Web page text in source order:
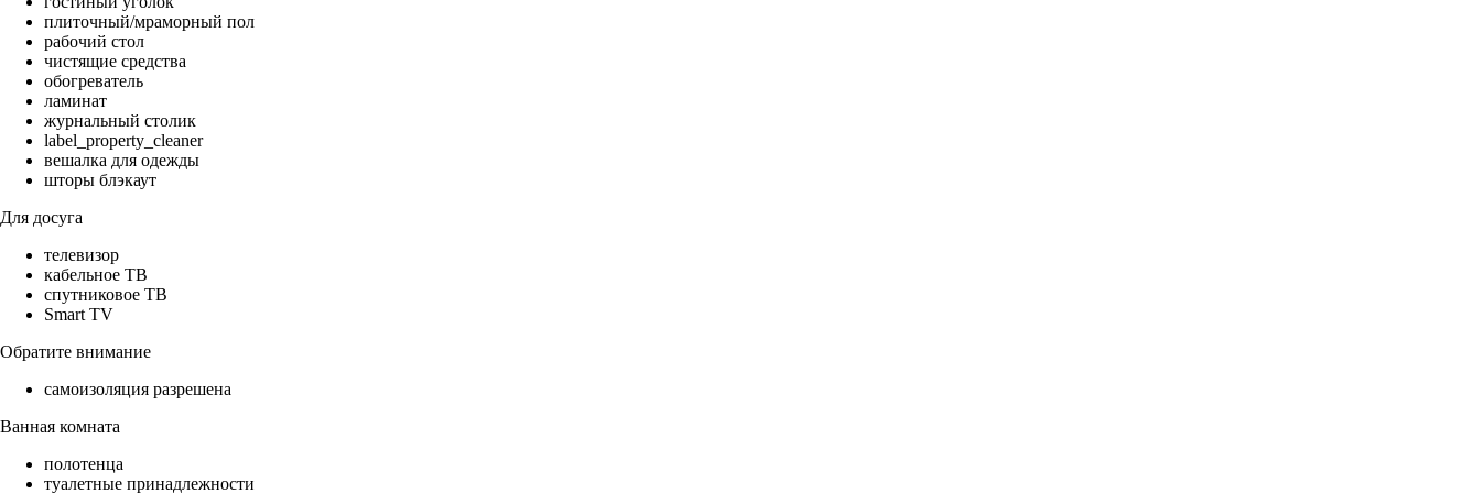
плиточный/мраморный пол
рабочий стол
чистящие средства
обогреватель
ламинат
журнальный столик
label_property_cleaner
вешалка для одежды
шторы блэкаут
Для досуга
телевизор
кабельное ТВ
спутниковое ТВ
Smart TV
Обратите внимание
самоизоляция разрешена
Ванная комната
полотенца
туалетные принадлежности